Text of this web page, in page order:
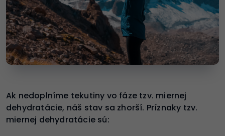
Ak nedoplníme tekutiny vo fáze tzv. miernej
dehydratácie, náš stav sa zhorší. Príznaky tzv.
miernej dehydratácie sú: